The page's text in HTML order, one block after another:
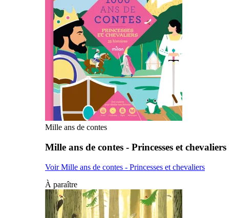
Mille ans de contes
Mille ans de contes - Princesses et chevaliers
Voir Mille ans de contes - Princesses et chevaliers
À paraître